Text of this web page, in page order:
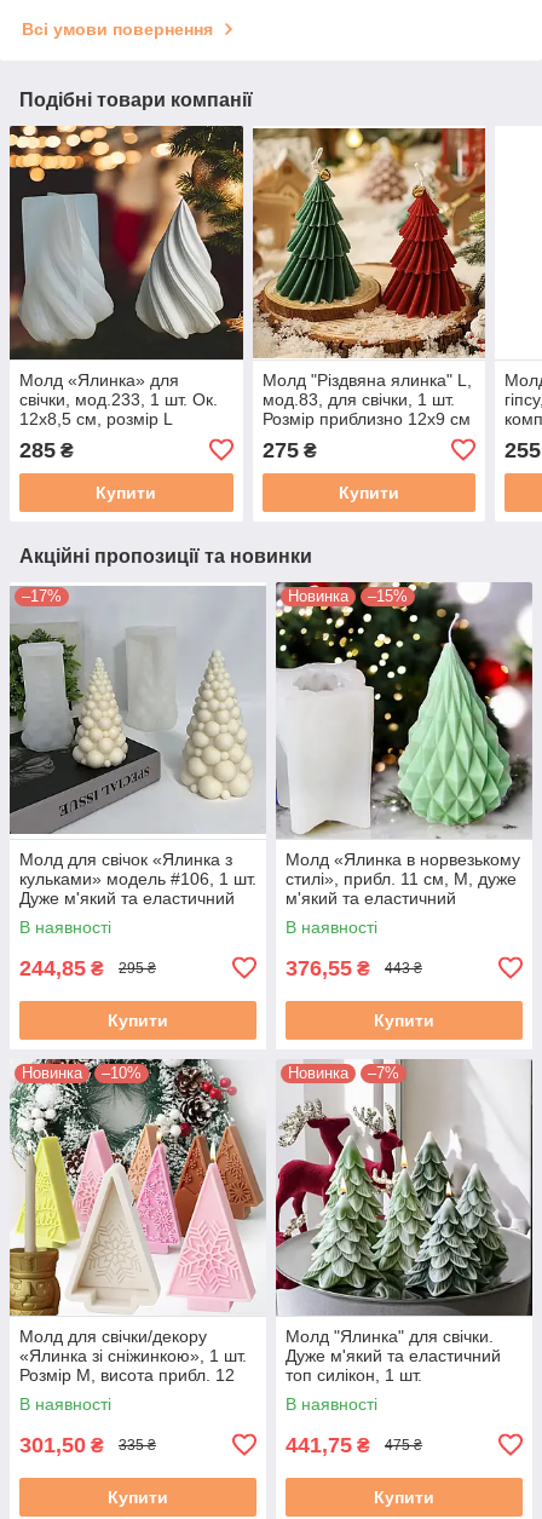
Всі умови повернення
Подібні товари компанії
Молд «Ялинка» для
свічки, мод.233, 1 шт. Ок.
12х8,5 см, розмір L
285 ₴
Купити
Молд "Різдвяна ялинка" L,
мод.83, для свічки, 1 шт.
Розмір приблизно 12х9 см
275₴
Купити
255
Акційні пропозиції та новинки
–17%
Молд для свічок «Ялинка з
кульками» модель #106, 1 шт.
Дуже м'який та еластичний
силікон
В наявності
244,85 ₴ 295 ₴
Купити
Новинка –15%
Молд «Ялинка в норвезькому
стилі», прибл. 11 см, М, дуже
м'який та еластичний
силікон, 1 шт.
В наявності
376,55 ₴ 443 ₴
Купити
Новинка –10%
Молд для свічки/декору
«Ялинка зі сніжинкою», 1 шт.
Розмір М, висота прибл. 12
см
В наявності
301,50 ₴ 335 ₴
Купити
Новинка –7%
Молд "Ялинка" для свічки.
Дуже м'який та еластичний
топ силікон, 1 шт.
В наявності
441,75 ₴ 475 ₴
Купити